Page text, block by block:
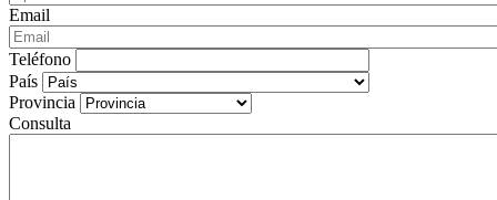
Email
Teléfono
País
Provincia
Consulta